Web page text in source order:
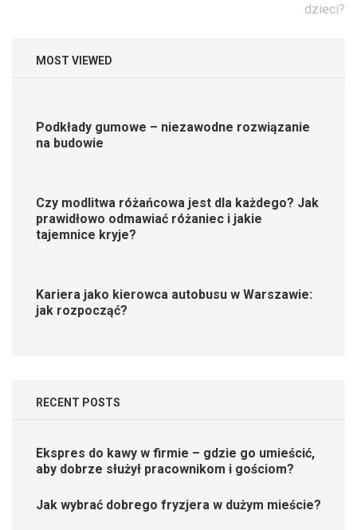
dzieci?
MOST VIEWED
Podkłady gumowe – niezawodne rozwiązanie
na budowie
Czy modlitwa różańcowa jest dla każdego? Jak
prawidłowo odmawiać różaniec i jakie
tajemnice kryje?
Kariera jako kierowca autobusu w Warszawie:
jak rozpocząć?
RECENT POSTS
Ekspres do kawy w firmie – gdzie go umieścić,
aby dobrze służył pracownikom i gościom?
Jak wybrać dobrego fryzjera w dużym mieście?